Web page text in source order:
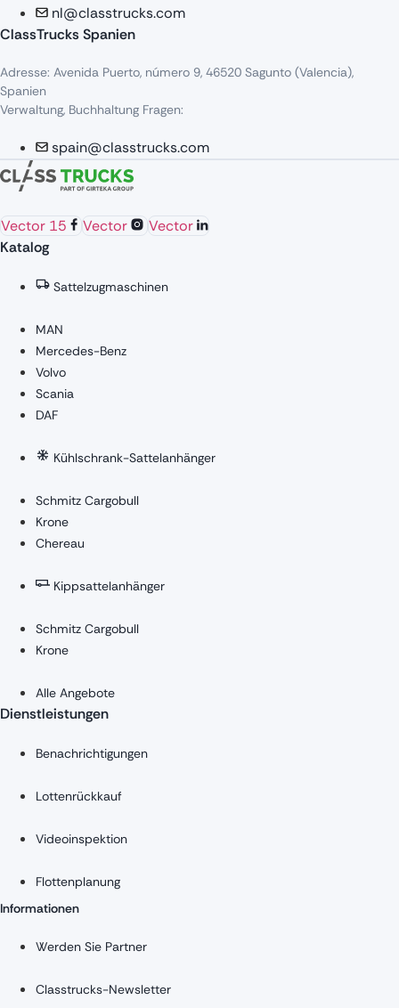
nl@classtrucks.com
ClassTrucks Spanien
Adresse: Avenida Puerto, número 9, 46520 Sagunto (Valencia),
Spanien
Verwaltung, Buchhaltung Fragen:
spain@classtrucks.com
Vector 15 Vector
Vector
Katalog
Sattelzugmaschinen
MAN
Mercedes-Benz
Volvo
Scania
DAF
Kühlschrank-Sattelanhänger
Schmitz Cargobull
Krone
Chereau
Kippsattelanhänger
Schmitz Cargobull
Krone
Alle Angebote
Dienstleistungen
Benachrichtigungen
Lottenrückkauf
Videoinspektion
Flottenplanung
Informationen
Werden Sie Partner
Classtrucks-Newsletter